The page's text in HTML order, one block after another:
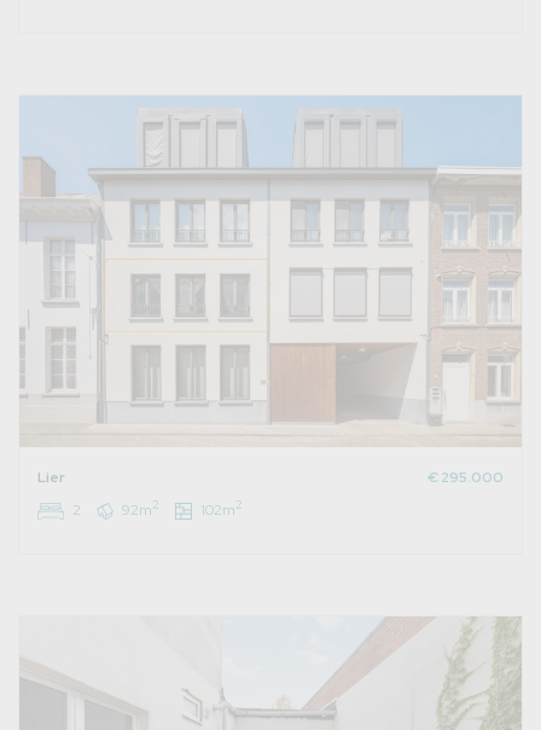
Lier
€ 295.000
2
92m2 102m2